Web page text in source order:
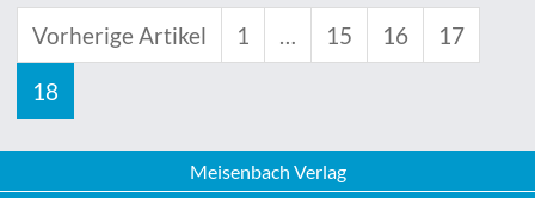
Vorherige Artikel 1 … 15 16 17
18
Meisenbach Verlag